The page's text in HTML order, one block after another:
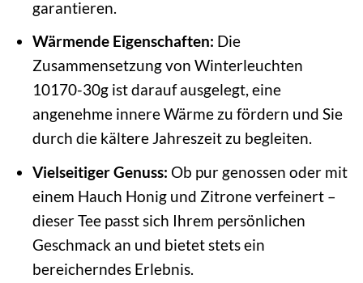
garantieren.
Wärmende Eigenschaften: Die
Zusammensetzung von Winterleuchten
10170-30g ist darauf ausgelegt, eine
angenehme innere Wärme zu fördern und Sie
durch die kältere Jahreszeit zu begleiten.
Vielseitiger Genuss: Ob pur genossen oder mit
einem Hauch Honig und Zitrone verfeinert –
dieser Tee passt sich Ihrem persönlichen
Geschmack an und bietet stets ein
bereicherndes Erlebnis.